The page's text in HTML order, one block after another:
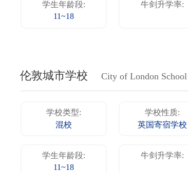
学生年龄段:
11~18
牛剑升学率:
伦敦城市学校 City of London School
学校类型:
混校
学校性质:
英国寄宿学校
学生年龄段:
11~18
牛剑升学率: